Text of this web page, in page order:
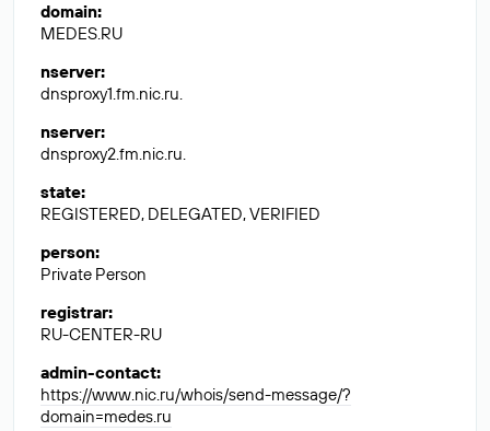
domain:
MEDES.RU
nserver:
dnsproxy1.fm.nic.ru.
nserver:
dnsproxy2.fm.nic.ru.
state:
REGISTERED, DELEGATED, VERIFIED
person:
Private Person
registrar:
RU-CENTER-RU
admin-contact:
https://www.nic.ru/whois/send-message/?
domain=medes.ru